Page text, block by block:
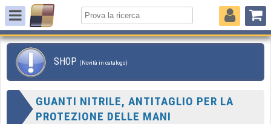
SHOP (Novità in catalogo)
GUANTI NITRILE, ANTITAGLIO PER LA
PROTEZIONE DELLE MANI